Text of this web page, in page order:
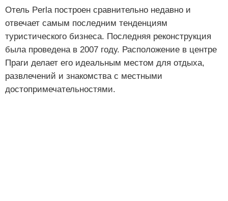
Отель Perla построен сравнительно недавно и
отвечает самым последним тенденциям
туристического бизнеса. Последняя реконструкция
была проведена в 2007 году. Расположение в центре
Праги делает его идеальным местом для отдыха,
развлечений и знакомства с местными
достопримечательностями.